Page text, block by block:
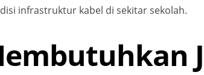
infrastruktur kabel di sekitar sekolah.